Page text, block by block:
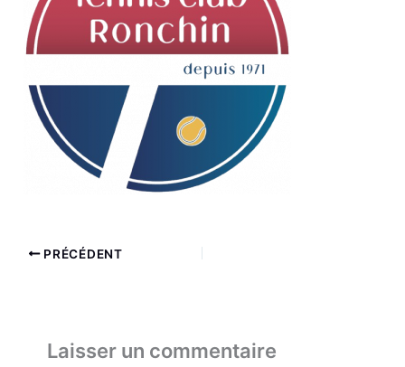
PRÉCÉDENT
Laisser un commentaire